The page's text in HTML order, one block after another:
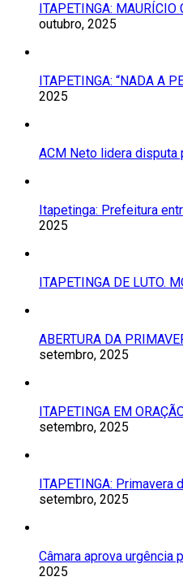
ITAPETINGA: MAURÍCIO
outubro, 2025
ITAPETINGA: “NADA A
2025
ACM Neto lidera disputa
Itapetinga: Prefeitura
2025
ITAPETINGA DE LUTO.
ABERTURA DA
setembro, 2025
ITAPETINGA EM
setembro, 2025
ITAPETINGA:
setembro, 2025
Câmara aprova urgência
2025